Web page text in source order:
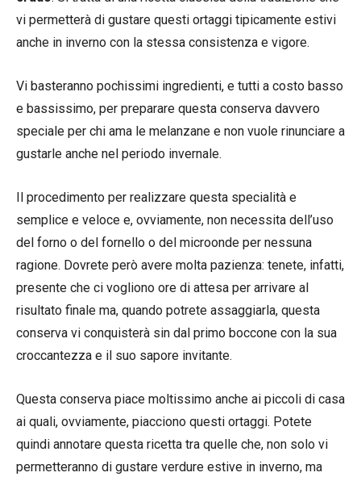
vi permetterà di gustare questi ortaggi tipicamente estivi
anche in inverno con la stessa consistenza e vigore.
Vi basteranno pochissimi ingredienti, e tutti a costo basso
e bassissimo, per preparare questa conserva davvero
speciale per chi ama le melanzane e non vuole rinunciare a
gustarle anche nel periodo invernale.
Il procedimento per realizzare questa specialità e
semplice e veloce e, ovviamente, non necessita dell’uso
del forno o del fornello o del microonde per nessuna
ragione. Dovrete però avere molta pazienza: tenete, infatti,
presente che ci vogliono ore di attesa per arrivare al
risultato finale ma, quando potrete assaggiarla, questa
conserva vi conquisterà sin dal primo boccone con la sua
croccantezza e il suo sapore invitante.
Questa conserva piace moltissimo anche ai piccoli di casa
ai quali, ovviamente, piacciono questi ortaggi. Potete
quindi annotare questa ricetta tra quelle che, non solo vi
permetteranno di gustare verdure estive in inverno, ma